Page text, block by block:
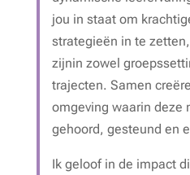
jou in staat om
strategieën in te
zijnin zowel
trajecten. Samen
omgeving waarin deze
gehoord, gesteund en
Ik geloof in de impact